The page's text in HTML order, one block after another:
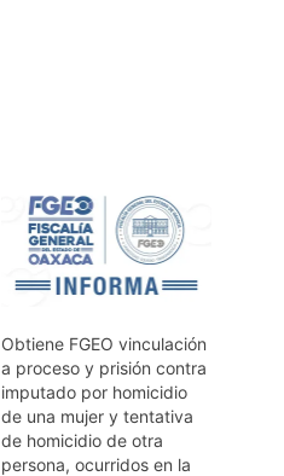
Obtiene FGEO vinculación
a proceso y prisión contra
imputado por homicidio
de una mujer y tentativa
de homicidio de otra
persona, ocurridos en la